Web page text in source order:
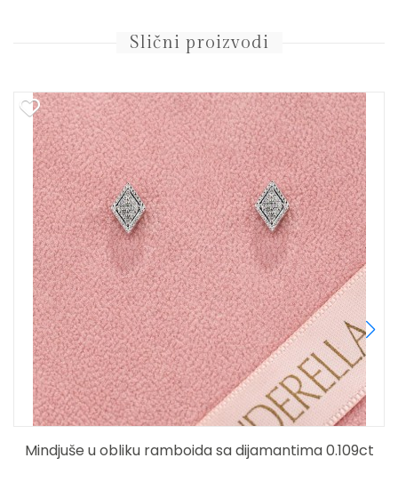
Slični proizvodi
0.109ct
Zlatne mindjuše sa dijamantima